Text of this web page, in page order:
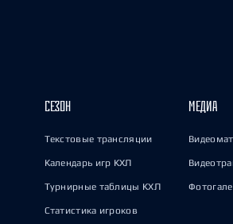
СЕЗОН
Текстовые трансляции
Календарь игр КХЛ
Турнирные таблицы КХЛ
Статистика игроков
МЕДИА